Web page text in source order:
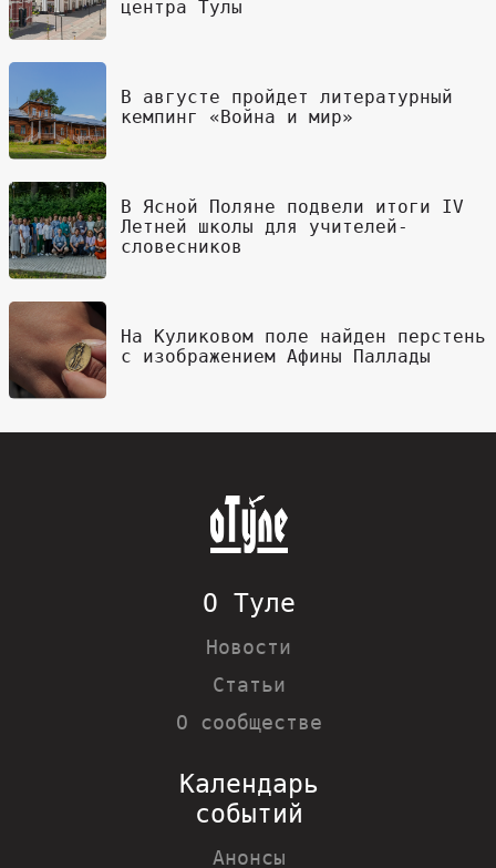
центра Тулы
В августе пройдет литературный
кемпинг «Война и мир»
В Ясной Поляне подвели итоги IV
Летней школы для учителей-
словесников
На Куликовом поле найден перстень
с изображением Афины Паллады
О Туле
Новости
Статьи
О сообществе
Календарь
событий
Анонсы